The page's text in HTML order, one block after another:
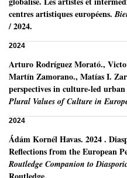
centres artistiques européens.
/ 2024.
2024
Arturo Rodríguez Morató.,
Martín Zamorano., Matías I.
perspectives in culture-led
Plural Values of Culture in
2024
Ádám Kornél Havas. 2024.
Reflections from the European
Routledge Companion to